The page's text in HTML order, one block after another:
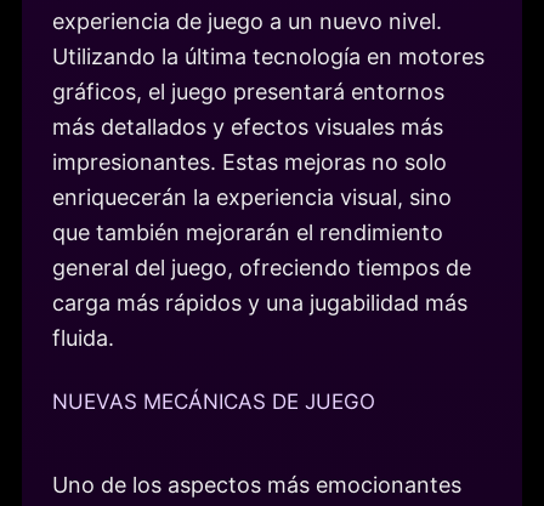
experiencia de juego a un nuevo nivel.
Utilizando la última tecnología en motores
gráficos, el juego presentará entornos
más detallados y efectos visuales más
impresionantes. Estas mejoras no solo
enriquecerán la experiencia visual, sino
que también mejorarán el rendimiento
general del juego, ofreciendo tiempos de
carga más rápidos y una jugabilidad más
fluida.
NUEVAS MECÁNICAS DE JUEGO
Uno de los aspectos más emocionantes